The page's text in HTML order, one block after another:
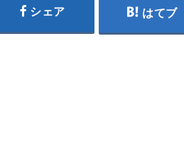
シェア はてブ